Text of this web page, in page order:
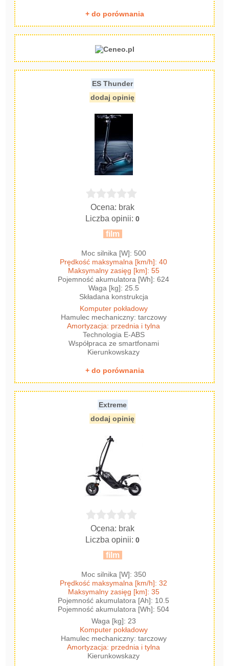
+ do porównania
ES Thunder
dodaj opinię
Ocena: brak
Liczba opinii:0
film
Moc silnika [W]: 500
Prędkość maksymalna [km/h]: 40
Maksymalny zasięg [km]: 55
Pojemność akumulatora [Wh]: 624
Waga [kg]: 25.5
Składana konstrukcja
Komputer pokładowy
Hamulec mechaniczny: tarczowy
Amortyzacja: przednia i tylna
Technologia E-ABS
Współpraca ze smartfonami
Kierunkowskazy
+ do porównania
Extreme
dodaj opinię
Ocena: brak
Liczba opinii:0
film
Moc silnika [W]: 350
Prędkość maksymalna [km/h]: 32
Maksymalny zasięg [km]: 35
Pojemność akumulatora [Ah]: 10.5
Pojemność akumulatora [Wh]: 504
Waga [kg]: 23
Komputer pokładowy
Hamulec mechaniczny: tarczowy
Amortyzacja: przednia i tylna
Kierunkowskazy